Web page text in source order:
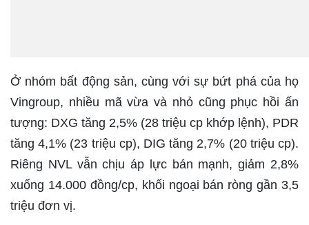
Ở nhóm bất động sản, cùng với sự bứt phá của họ
Vingroup, nhiều mã vừa và nhỏ cũng phục hồi ấn
tượng: DXG tăng 2,5% (28 triệu cp khớp lệnh), PDR
tăng 4,1% (23 triệu cp), DIG tăng 2,7% (20 triệu cp).
Riêng NVL vẫn chịu áp lực bán mạnh, giảm 2,8%
xuống 14.000 đồng/cp, khối ngoại bán ròng gần 3,5
triệu đơn vị.